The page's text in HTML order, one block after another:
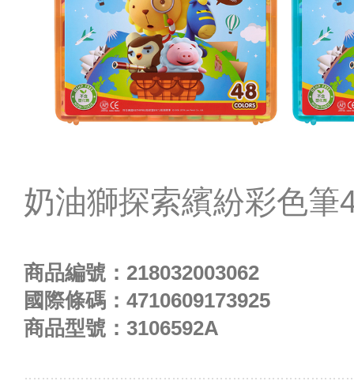
奶油獅探索繽紛彩色筆
商品編號： 218032003062
國際條碼： 4710609173925
商品型號： 3106592A